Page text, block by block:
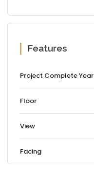
Features
Project Complete Year
Floor
View
Facing